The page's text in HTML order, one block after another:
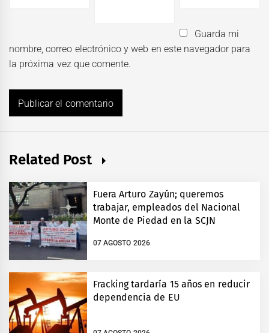
Guarda mi
nombre, correo electrónico y web en este navegador para
la próxima vez que comente.
Related Post
Fuera Arturo Zayún; queremos
trabajar, empleados del Nacional
Monte de Piedad en la SCJN
07 AGOSTO 2026
Fracking tardaría 15 años en reducir
dependencia de EU